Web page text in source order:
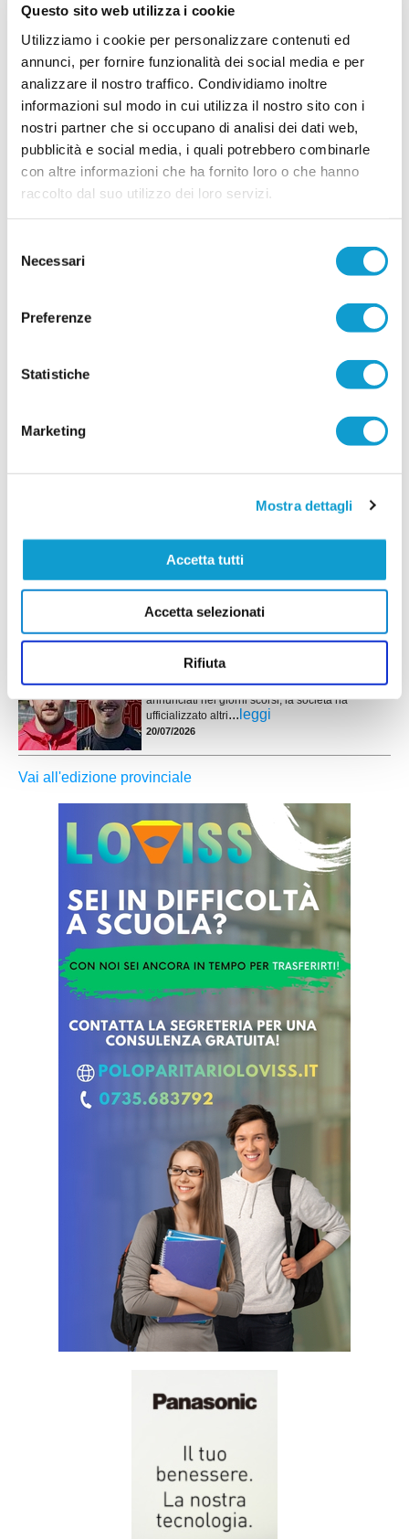
Questo sito web utilizza i cookie
Utilizziamo i cookie per personalizzare contenuti ed
annunci, per fornire funzionalità dei social media e per
analizzare il nostro traffico. Condividiamo inoltre
informazioni sul modo in cui utilizza il nostro sito con i
nostri partner che si occupano di analisi dei dati web,
pubblicità e social media, i quali potrebbero combinarle
con altre informazioni che ha fornito loro o che hanno
raccolto dal suo utilizzo dei loro servizi.
delNecessari
Preferenze
Statistiche
Marketing
Mostra dettagli
Accetta tutti
Accetta selezionati
Rifiuta
un ritorno a casa"
L'avventura di Andrea Del Gatto sulla panchina
del Porto Sant'Elpidio è pronta a iniziare. Dopo
Montegranaro, Fermana e Montegiorgio, il
tecnico debutterà da primo...leggi
23/07/2026
ATLETICO M.U. 84, doppio rinforzo a
centrocampo: Paolini e Lucarelli
doppio colpo per il centrocampo. La società ha infatti ufficializzato gli arrivi
La Pinturetta Falcor apre ufficialmente il proprio
due innesti. La società rossoblù ha annunciato
gli arrivi di Mirco Atriani e Lorenzo Cimadamore,
PORTO SANT'ELPIDIO. Cannoni nuovo DS:
direttore sportivo del Porto Sant'Elpidio, chiamato
a costruire la squadra che affronterà il prossimo
leggi
riconferme
Il Piane MG prosegue la costruzione della rosa in
vista della nuova stagione. Dopo i sei acquisti
annunciati nei giorni scorsi, la società ha
ufficializzato altri... leggi
20/07/2026
Vai all'edizione provinciale